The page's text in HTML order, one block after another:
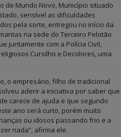
de Mundo Novo, Município situado
sensível as dificuldades
pela sorte, entregou no início da
na sede do Terceiro Pelotão
juntamente com a Polícia Civil,
Cursilho e Decolores, uma
o empresário, filho de tradicional
aderir a iniciativa por saber que
carece de ajuda e que segundo
ano será curto, porém muito
ou idosos passando frio e a
nada”, afirma ele.